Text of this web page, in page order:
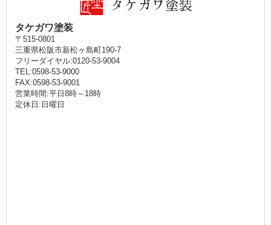
タケガワ塗装
〒515-0801
三重県松阪市新松ヶ島町190-7
フリーダイヤル:0120-53-9004
TEL:0598-53-9000
FAX:0598-53-9001
営業時間:平日8時～18時
定休日:日曜日